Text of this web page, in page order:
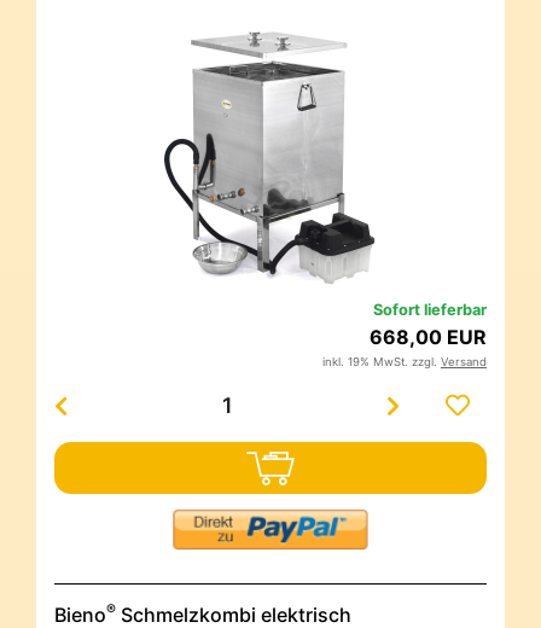
Sofort lieferbar
668,00 EUR
inkl. 19% MwSt. zzgl. Versand
Bieno® Schmelzkombi elektrisch